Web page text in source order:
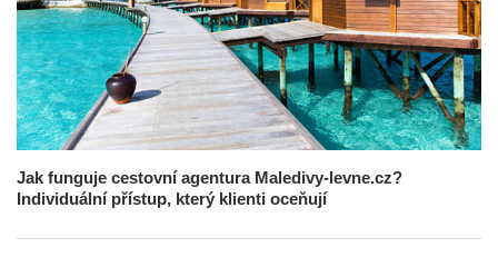
Jak funguje cestovní agentura Maledivy-levne.cz?
Individuální přístup, který klienti oceňují